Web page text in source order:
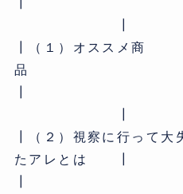
┃（１）オススメ商
┃（２）視察に行って大
たアレとは ┃